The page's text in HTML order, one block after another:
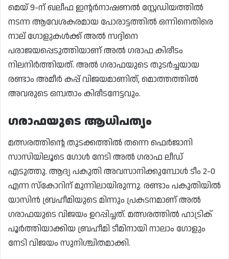
മെയ് 9-ന് ഖലീഫ ഇന്റർനാഷണൽ സ്റ്റേഡിയത്തിൽ
നടന്ന ആവേശകരമായ പോരാട്ടത്തിൽ ഒന്നിനെതിരെ
നാല് ഗോളുകൾക്ക് അൽ സദ്ദിനെ
പരാജയപ്പെടുത്തിയാണ് അൽ ഗരാഫ കിരീടം
നിലനിർത്തിയത്. അൽ ഗരാഫയുടെ തുടർച്ചയായ
രണ്ടാം അമീർ കപ്പ് വിജയമാണിത്, മൊത്തത്തിൽ
അവരുടെ ഒമ്പതാം കിരീടനേട്ടവും.
ഗരാഫയുടെ ആധിപത്യം
മത്സരത്തിന്റെ തുടക്കത്തിൽ തന്നെ ഫെർജാനി
സാസിയിലൂടെ ഗോൾ നേടി അൽ ഗരാഫ ലീഡ്
എടുത്തു. ആദ്യ പകുതി അവസാനിക്കുമ്പോൾ ടീം 2-0
എന്ന സ്കോറിന് മുന്നിലായിരുന്നു. രണ്ടാം പകുതിയിൽ
യാസിൻ ബ്രഹീമിയുടെ മിന്നും പ്രകടനമാണ് അൽ
ഗരാഫയുടെ വിജയം ഉറപ്പിച്ചത്. മത്സരത്തിൽ ഹാട്രിക്
പൂർത്തിയാക്കിയ ബ്രഹീമി ടീമിനായി നാലാം ഗോളും
നേടി വിജയം സുനിശ്ചിതമാക്കി.